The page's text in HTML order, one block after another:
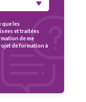
que les
et traitées
de me
de formation à